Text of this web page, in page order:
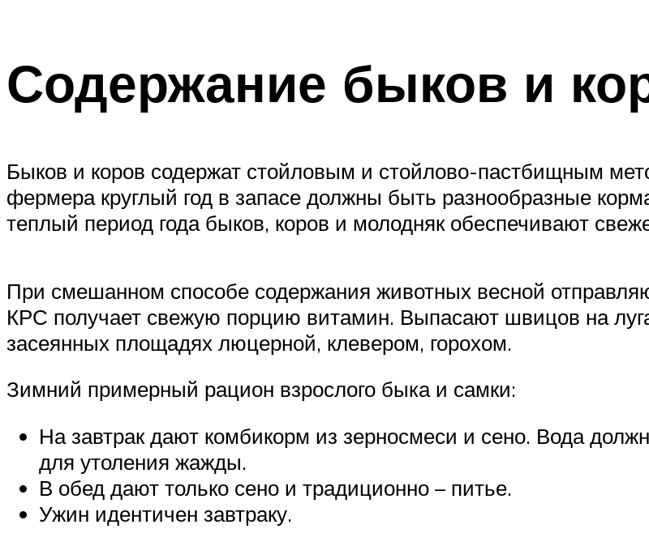
Содержание быков и
Быков и коров содержат стойловым и стойлово-пастбищным
фермера круглый год в запасе должны быть разнообразные
теплый период года быков, коров и молодняк обеспечивают
При смешанном способе содержания животных весной
КРС получает свежую порцию витамин. Выпасают швицов на
засеянных площадях люцерной, клевером, горохом.
Зимний примерный рацион взрослого быка и самки:
На завтрак дают комбикорм из зерносмеси и сено. Вода
для утоления жажды.
В обед дают только сено и традиционно – питье.
Ужин идентичен завтраку.